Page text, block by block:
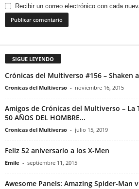
Recibir un correo electrónico con cada
SIGUE LEYENDO
Crónicas del Multiverso #156 – Shaken
Cronicas del Multiverso - noviembre 16, 2015
Amigos de Crónicas del Multiverso – La
50 AÑOS DEL HOMBRE...
Cronicas del Multiverso - julio 15, 2019
Feliz 52 aniversario a los X-Men
Emile - septiembre 11, 2015
Awesome Panels: Amazing Spider-Man